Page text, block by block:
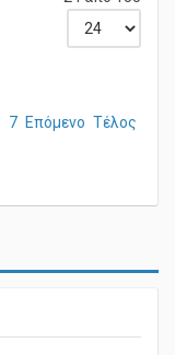
24 από 155
Επόμενο Τέλος